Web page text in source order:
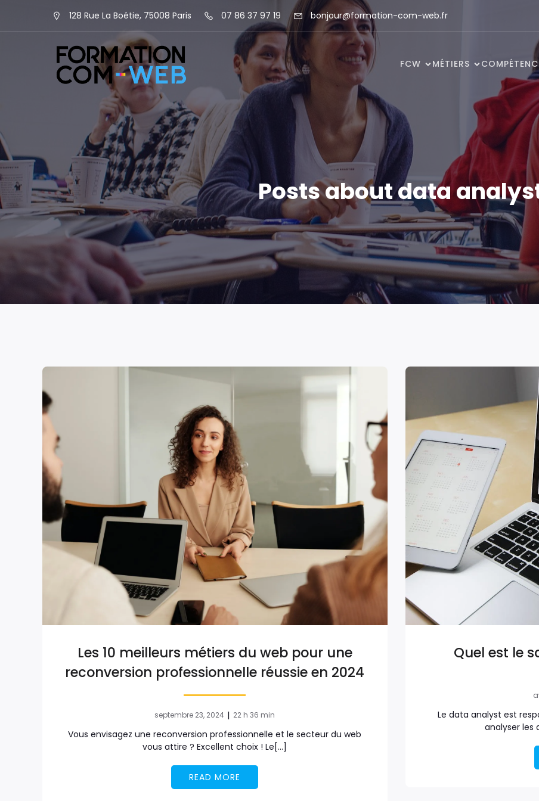
128 Rue La Boétie, 75008 Paris 07 86 37 97 19 bonjour@formation-com-web.fr
FCW MÉTIERS
Posts about data
Les 10 meilleurs métiers du web pour une
reconversion professionnelle réussie en 2024
septembre 23, 2024 | 22 h 36 min
Vous envisagez une reconversion professionnelle et le secteur du web
vous attire ? Excellent choix ! Le[…]
READ MORE
Quel est le
Le data analyst est
analyser les